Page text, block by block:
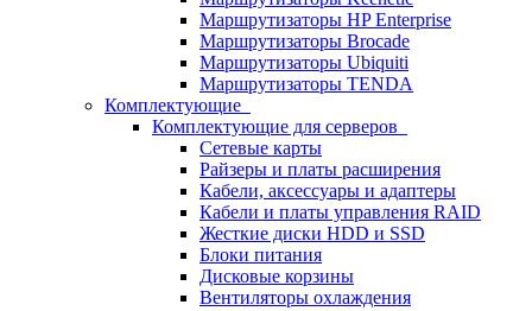
Маршрутизаторы HP Enterprise
Маршрутизаторы Brocade
Маршрутизаторы Ubiquiti
Маршрутизаторы TENDA
Комплектующие
Комплектующие для серверов
Сетевые карты
Райзеры и платы расширения
Кабели, аксессуары и адаптеры
Кабели и платы управления RAID
Жесткие диски HDD и SSD
Блоки питания
Дисковые корзины
Вентиляторы охлаждения